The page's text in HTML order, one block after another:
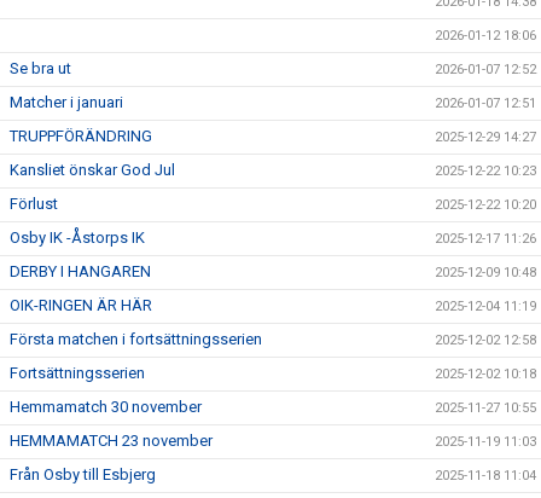
2026-01-12 18:06
Se bra ut 2026-01-07 12:52
Matcher i januari 2026-01-07 12:51
TRUPPFÖRÄNDRING 2025-12-29 14:27
Kansliet önskar God Jul 2025-12-22 10:23
Förlust 2025-12-22 10:20
Osby IK -Åstorps IK 2025-12-17 11:26
DERBY I HANGAREN 2025-12-09 10:48
OIK-RINGEN ÄR HÄR 2025-12-04 11:19
Första matchen i fortsättningsserien 2025-12-02 12:58
Fortsättningsserien 2025-12-02 10:18
Hemmamatch 30 november 2025-11-27 10:55
HEMMAMATCH 23 november 2025-11-19 11:03
Från Osby till Esbjerg 2025-11-18 11:04